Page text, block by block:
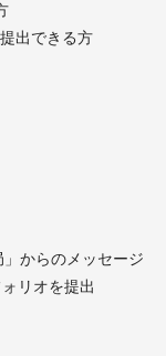
出できる方
からのメッセージ
リオを提出